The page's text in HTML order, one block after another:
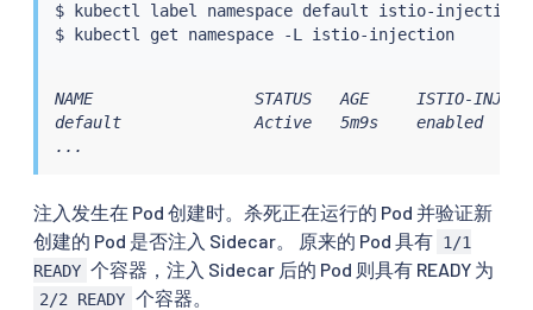
$ kubectl label namespace default istio-injection
$
kubectl get namespace -L istio-injection
NAME                 STATUS   AGE     ISTIO-
default              Active   5m9s    enabled
...
注入发生在 Pod 创建时。杀死正在运行的 Pod 并验证新
创建的 Pod 是否注入 Sidecar。 原来的 Pod 具有 1/1
READY 个容器，注入 Sidecar 后的 Pod 则具有 READY 为
2/2 READY 个容器。